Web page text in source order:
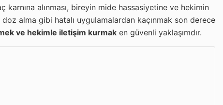
alınması, bireyin mide hassasiyetine ve hekimin
alma gibi hatalı uygulamalardan kaçınmak son derece
ve hekimle iletişim kurmak en güvenli yaklaşımdır.